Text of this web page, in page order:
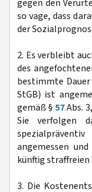
gegen den
so vage, dass
der
2. Es verbleibt
des
bestimmte
StGB) ist
gemäß § 57Abs.
Sie verfolgen
angemessen
künftig straffreien
3. Die